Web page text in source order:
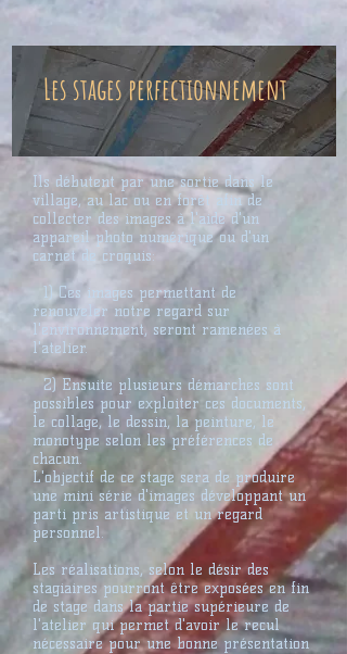
Les stages perfectionnement
Ils débutent par une sortie dans le
village, au lac ou en forêt afin de
collecter des images à l'aide d'un
appareil photo numérique ou d'un
carnet de croquis:
1) Ces images permettant de
renouveler notre regard sur
l'environnement, seront ramenées à
l'atelier.
2) Ensuite plusieurs démarches sont
possibles pour exploiter ces documents,
le collage, le dessin, la peinture, le
monotype selon les préférences de
chacun.
L'objectif de ce stage sera de produire
une mini série d'images développant un
parti pris artistique et un regard
personnel.
Les réalisations, selon le désir des
stagiaires pourront être exposées en fin
de stage dans la partie supérieure de
l'atelier qui permet d'avoir le recul
nécessaire pour une bonne présentation